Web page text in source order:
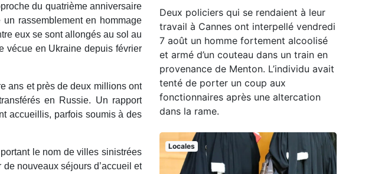
du quatrième anniversaire
rassemblement en hommage
eux se sont allongés au sol au
vécue en Ukraine depuis février
ans et près de deux millions ont
en Russie. Un rapport
accueillis, parfois soumis à des
le nom de villes sinistrées
nouveaux séjours d’accueil et
Deux policiers qui se rendaient à leur
travail à Cannes ont interpellé vendredi
7 août un homme fortement alcoolisé
et armé d’un couteau dans un train en
provenance de Menton. L’individu avait
tenté de porter un coup aux
fonctionnaires après une altercation
dans la rame.
Locales